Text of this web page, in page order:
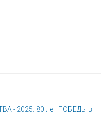
- 2025. 80 лет ПОБЕДЫ в